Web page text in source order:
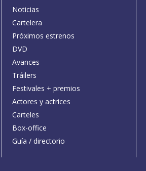
Noticias
Cartelera
Próximos estrenos
DVD
Avances
Tráilers
Festivales + premios
Actores y actrices
Carteles
Box-office
Guía / directorio